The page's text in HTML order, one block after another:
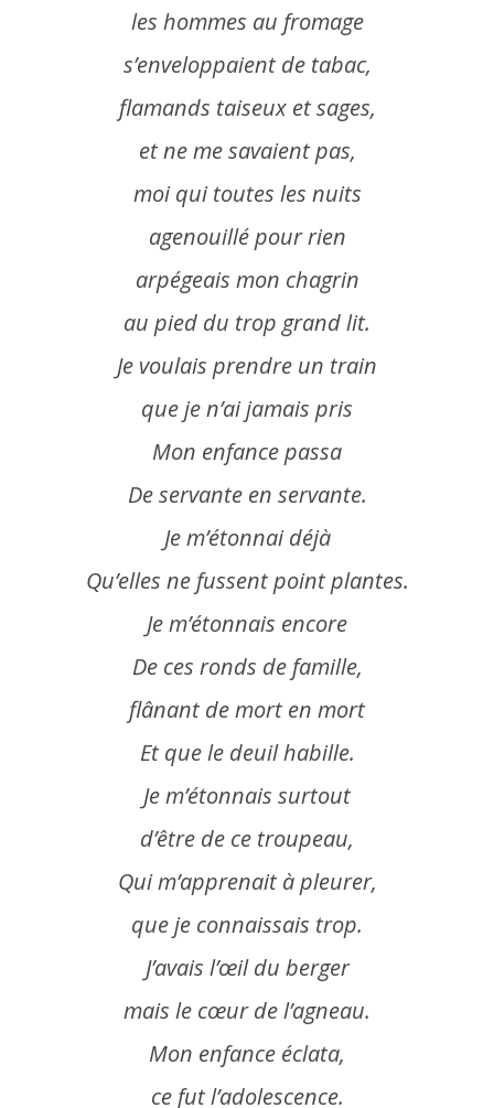
les hommes au fromage
s’enveloppaient de tabac,
flamands taiseux et sages,
et ne me savaient pas,
moiqui toutes les nuits
agenouillé pour rien
arpégeais mon chagrin
au pied du trop grand lit.
Je voulais prendre un train
que je n’ai jamais pris
Mon enfancepassa
De servante en servante.
Je m’étonnai déjà
Qu’elles ne fussent point plantes.
Je m’étonnais encore
De ces ronds de famille,
flânant de mort en mort
Et que le deuil habille.
Je m’étonnais surtout
d’être de ce troupeau,
Qui m’apprenait à pleurer,
que je connaissais trop.
J’avais l’œil du berger
mais le cœur de l’agneau.
Mon enfance éclata,
ce fut l’adolescence.